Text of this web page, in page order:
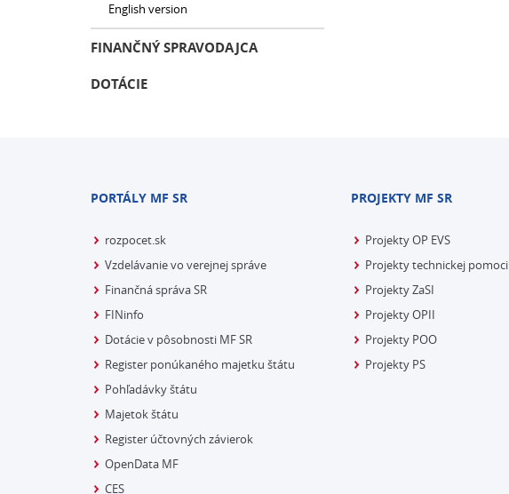
English version
FINANČNÝ SPRAVODAJCA
DOTÁCIE
PORTÁLY MF SR
rozpocet.sk
Vzdelávanie vo verejnej správe
Finančná správa SR
FINinfo
Dotácie v pôsobnosti MF SR
Register ponúkaného majetku štátu
Pohľadávky štátu
Majetok štátu
Register účtovných závierok
OpenData MF
CES
PROJEKTY MF SR
Projekty OP EVS
Projekty technickej pomoci
Projekty ZaSI
Projekty OPII
Projekty POO
Projekty PS